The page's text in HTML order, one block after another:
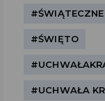
#ŚWIĘTO
#UCHWAŁA